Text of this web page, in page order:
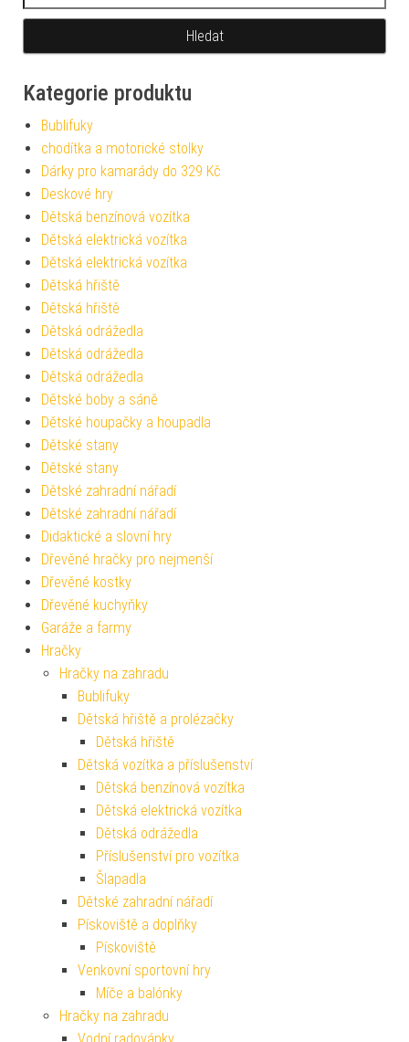
Kategorie produktu
Bublifuky
chodítka a motorické stolky
Dárky pro kamarády do 329 Kč
Deskové hry
Dětská benzínová vozítka
Dětská elektrická vozítka
Dětská elektrická vozítka
Dětská hřiště
Dětská hřiště
Dětská odrážedla
Dětská odrážedla
Dětská odrážedla
Dětské boby a sáně
Dětské houpačky a houpadla
Dětské stany
Dětské stany
Dětské zahradní nářadí
Dětské zahradní nářadí
Didaktické a slovní hry
Dřevěné hračky pro nejmenší
Dřevěné kostky
Dřevěné kuchyňky
Garáže a farmy
Hračky
Hračky na zahradu
Bublifuky
Dětská hřiště a prolézačky
Dětská hřiště
Dětská vozítka a příslušenství
Dětská benzínová vozítka
Dětská elektrická vozítka
Dětská odrážedla
Příslušenství pro vozítka
Šlapadla
Dětské zahradní nářadí
Pískoviště a doplňky
Pískoviště
Venkovní sportovní hry
Míče a balónky
Hračky na zahradu